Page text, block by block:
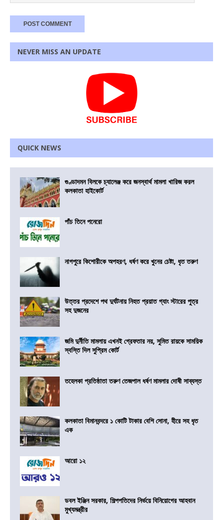
NEVER MISS AN UPDATE
QUICK NEWS
গুণ্ডাদমন বিলকে চ্যালেঞ্জ করে জনস্বার্থ মামলা খারিজ করল
কলকাতা হাইকোর্ট
পাঁচ তিনে পনেরো
নাগপুরে কিশোরীকে অপহরণ, ধর্ষণ করে খুনের চেষ্টা, ধৃত তরুণ
উত্তর প্রদেশে পথ দুর্ঘটনায় নিহত প্রয়াত গ্যাং স্টারের পুত্র
সহ দুজনের
জমি দুর্নীতি মামলায় এখনই গ্রেফতার নয়, সুমিত রায়কে সাময়িক
স্বস্তি দিল সুপ্রিম কোর্ট
তহেলকা প্রতিষ্ঠাতা তরুণ তেজপাল ধর্ষণ মামলার দোষী সাব্যস্ত
কলকাতা বিমানবন্দরে ১ কোটি টাকার বেশি সোনা, হীরে সহ ধৃত
এক
আরো ১২
ডবল ইঞ্জিন সরকার, শিল্পপতিদের নির্ভয়ে বিনিয়োগের আহবান
মুখ্যমন্ত্রীর